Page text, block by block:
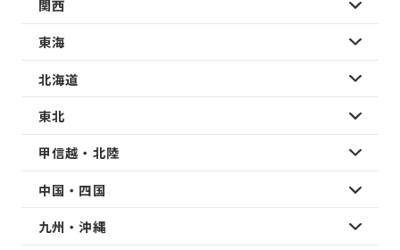
関西
東海
北海道
東北
甲信越・北陸
中国・四国
九州・沖縄